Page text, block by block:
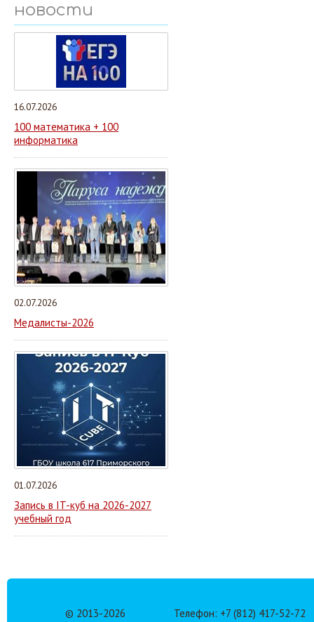
новости
16.07.2026
100 математика + 100
информатика
02.07.2026
Медалисты-2026
01.07.2026
Запись в IT-куб на 2026-2027
учебный год
© 2013-2026 Телефон: +7 (812) 417-52-72